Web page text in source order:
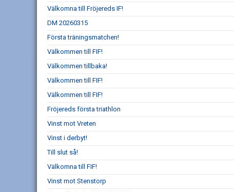
Välkomna till Fröjereds IF!
DM 20260315
Första träningsmatchen!
Välkommen till FIF!
Välkommen tillbaka!
Välkommen till FIF!
Välkommen till FIF!
Fröjereds första triathlon
Vinst mot Vreten
Vinst i derbyt!
Till slut så!
Välkomna till FIF!
Vinst mot Stenstorp